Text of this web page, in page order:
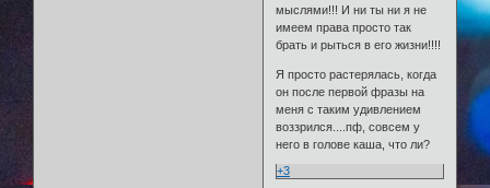
мыслями!!! И ни ты ни я не
имеем права просто так
брать и рыться в его жизни!!!!
Я просто растерялась, когда
он после первой фразы на
меня с таким удивлением
воззрился....пф, совсем у
него в голове каша, что ли?
+3